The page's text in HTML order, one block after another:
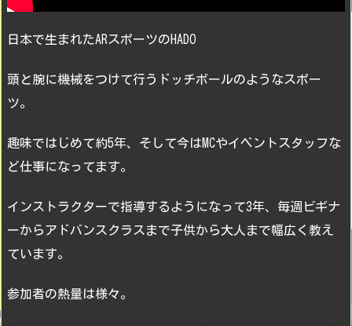
日本で生まれたARスポーツのHADO
頭と腕に機械をつけて行うドッチボールのようなスポー
ツ。
趣味ではじめて約5年、そして今はMCやイベントスタッフな
ど仕事になってます。
インストラクターで指導するようになって3年、毎週ビギナ
ーからアドバンスクラスまで子供から大人まで幅広く教え
ています。
参加者の熱量は様々。